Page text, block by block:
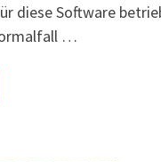
diese Software
…